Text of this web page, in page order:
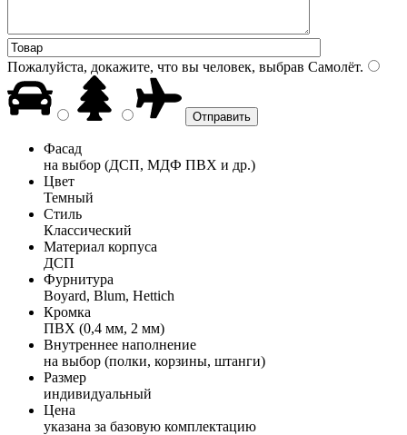
Пожалуйста, докажите, что вы человек, выбрав Самолёт.
Фасад
на выбор (ДСП, МДФ ПВХ и др.)
Цвет
Темный
Стиль
Классический
Материал корпуса
ДСП
Фурнитура
Boyard, Blum, Hettich
Кромка
ПВХ (0,4 мм, 2 мм)
Внутреннее наполнение
на выбор (полки, корзины, штанги)
Размер
индивидуальный
Цена
указана за базовую комплектацию